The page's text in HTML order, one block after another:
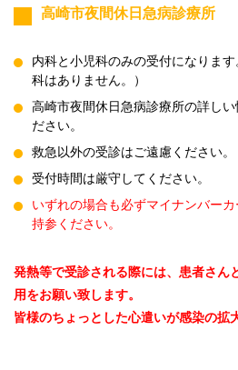
高崎市夜間休日急病診療所
内科と小児科のみの受付になりま
科はありません。）
高崎市夜間休日急病診療所の詳しい
ださい。
救急以外の受診はご遠慮ください。
受付時間は厳守してください。
いずれの場合も必ずマイナンバー
持参ください。
発熱等で受診される際には、患者さん
用をお願い致します。
皆様のちょっとした心遣いが感染の拡